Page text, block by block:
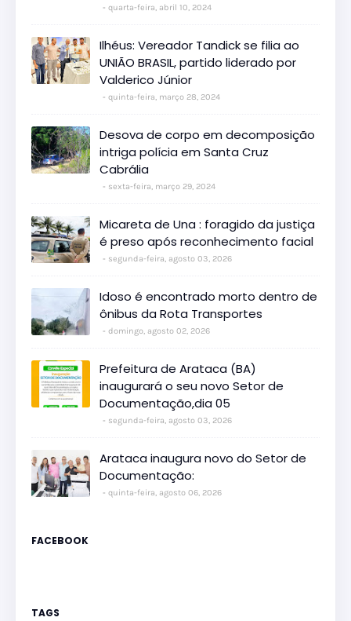
quarta-feira, abril 10, 2024
Ilhéus: Vereador Tandick se filia ao
UNIÃO BRASIL, partido liderado por
Valderico Júnior
quinta-feira, março 28, 2024
Desova de corpo em decomposição
intriga polícia em Santa Cruz
Cabrália
sexta-feira, março 29, 2024
Micareta de Una : foragido da justiça
é preso após reconhecimento facial
segunda-feira, agosto 03, 2026
Idoso é encontrado morto dentro de
ônibus da Rota Transportes
domingo, agosto 02, 2026
Prefeitura de Arataca (BA)
inaugurará o seu novo Setor de
Documentação,dia 05
segunda-feira, agosto 03, 2026
Arataca inaugura novo do Setor de
Documentação:
quinta-feira, agosto 06, 2026
FACEBOOK
TAGS